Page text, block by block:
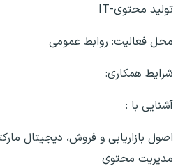
تولید محتوی-IT
محل فعالیت: روابط عمومی
شرایط همکاری:
آشنایی با :
اصول بازاریابی و فروش، دیجیتال
مدیریت محتوی